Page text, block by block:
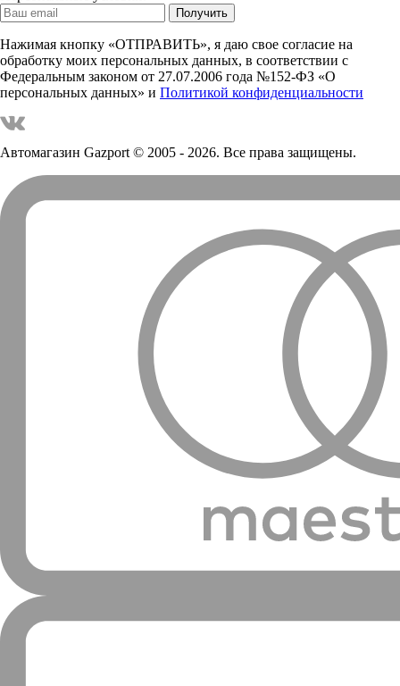
Нажимая кнопку «ОТПРАВИТЬ», я даю свое согласие на
обработку моих персональных данных, в соответствии с
Федеральным законом от 27.07.2006 года №152-ФЗ «О
персональных данных» и Политикой конфиденциальности
Автомагазин Gazport© 2005 - 2026. Все права защищены.